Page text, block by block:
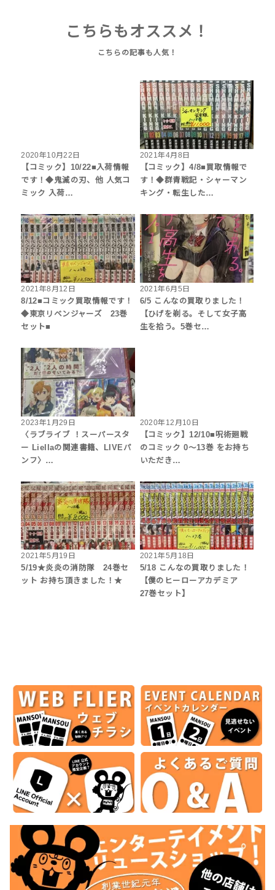
こちらもオススメ！
2020年10月22日
【コミック】10/22■入荷情報
です！◆鬼滅の刃、他 人気コ
ミック 入荷…
2021年4月8日
【コミック】4/8■買取情報で
す！◆群青戦記・シャーマン
キング・転生した…
2021年8月12日
8/12■コミック買取情報です！
◆東京リベンジャーズ 23巻
セット■
2021年6月5日
6/5 こんなの買取りました！
【ひげを剃る。そして女子高
生を拾う。5巻セ…
2023年1月29日
〈ラブライブ ！スーパースタ
ー Liellaの関連書籍、LIVEパ
ンフ〉…
2020年12月10日
【コミック】12/10■呪術廻戦
のコミック 0～13巻 をお持ち
いただき…
2021年5月19日
5/19★炎炎の消防隊 24巻セ
ット お持ち頂きました！★
2021年5月18日
5/18 こんなの買取りました！
【僕のヒーローアカデミア
27巻セット】